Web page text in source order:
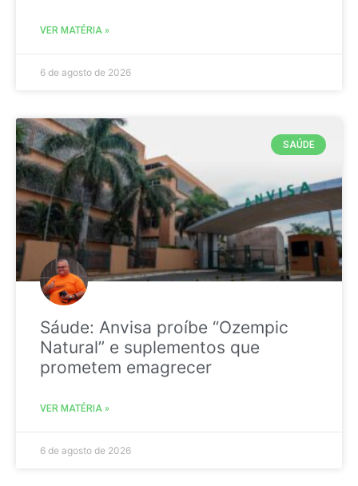
VER MATÉRIA »
6 de agosto de 2026
SAÚDE
Sáude: Anvisa proíbe “Ozempic
Natural” e suplementos que
prometem emagrecer
VER MATÉRIA »
6 de agosto de 2026